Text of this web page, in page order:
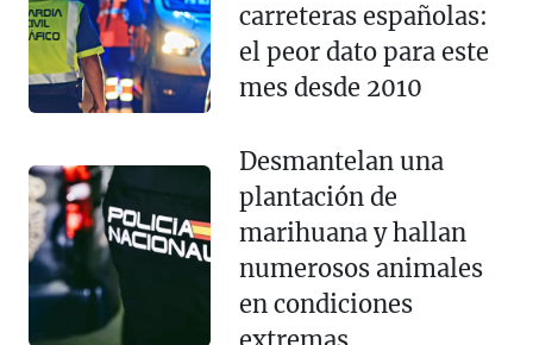
carreteras españolas:
el peor dato para este
mes desde 2010
Desmantelan una
plantación de
marihuana y hallan
numerosos animales
en condiciones